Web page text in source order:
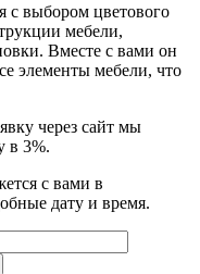
с выбором цветового
мебели,
Вместе с вами он
элементы мебели, что
через сайт мы
в 3%.
с вами в
дату и время.